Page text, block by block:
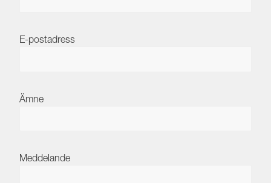
E-postadress
Ämne
Meddelande